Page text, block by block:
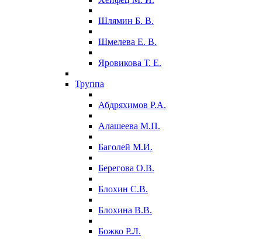
Шлямин Б. В.
Шмелева Е. В.
Яровикова Т. Е.
Труппа
Абдряхимов Р.А.
Алашеева М.П.
Баголей М.И.
Берегова О.В.
Блохин С.В.
Блохина В.В.
Божко Р.Л.